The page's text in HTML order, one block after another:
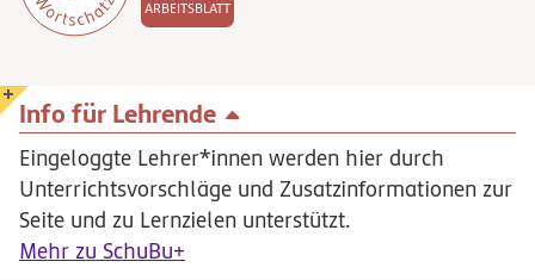
ARBEITSBLATT
Info für Lehrende
Eingeloggte Lehrer*innen werden hier durch
Unterrichtsvorschläge und Zusatzinformationen zur
Seite und zu Lernzielen unterstützt.
Mehr zu SchuBu+